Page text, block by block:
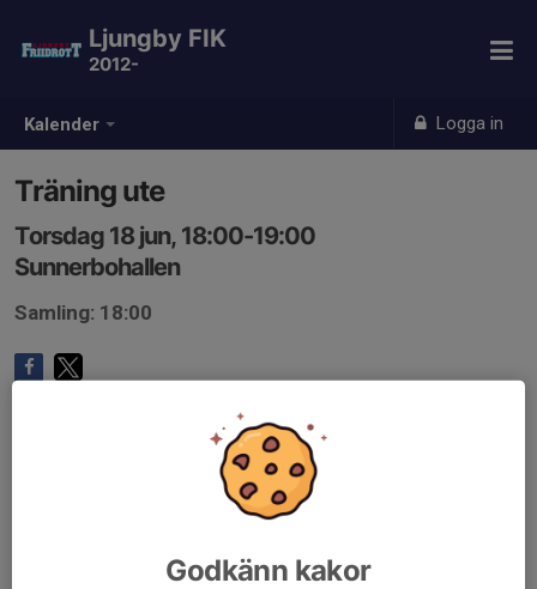
Kalender Logga in
Ljungby FIK
2012-
Träning ute
Torsdag 18 jun, 18:00-19:00
Sunnerbohallen
Samling: 18:00
Godkänn kakor